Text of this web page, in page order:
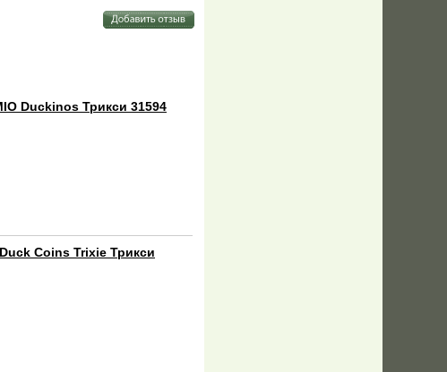
Duckinos Трикси 31594
Coins Trixie Трикси